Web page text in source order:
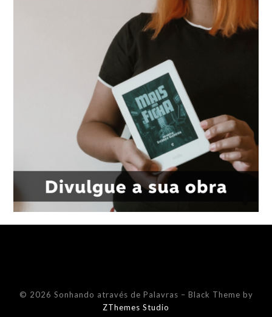
© 2026 Sonhando através de Palavras – Black Theme by
ZThemes Studio